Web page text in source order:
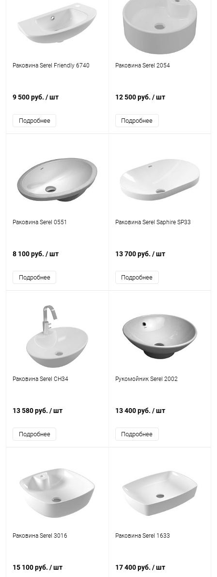
Раковина Serel Friendly 6740
9 500 руб. / шт
Подробнее
Раковина Serel 2054
12 500 руб. / шт
Подробнее
Раковина Serel 0551
8 100 руб. / шт
Подробнее
Раковина Serel Saphire SP33
13 700 руб. / шт
Подробнее
Раковина Serel CH34
13 580 руб. / шт
Подробнее
Рукомойник Serel 2002
13 400 руб. / шт
Подробнее
Раковина Serel 3016
15 100 руб. / шт
Раковина Serel 1633
17 400 руб. / шт